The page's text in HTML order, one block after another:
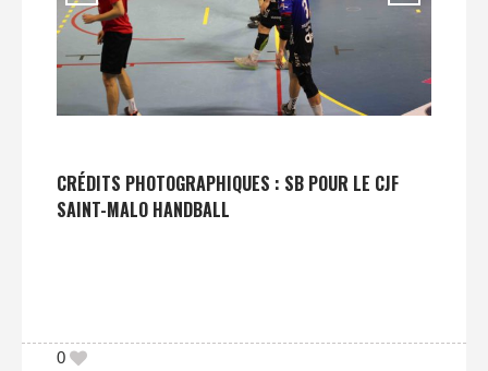
CRÉDITS PHOTOGRAPHIQUES : SB POUR LE CJF
SAINT-MALO HANDBALL
0